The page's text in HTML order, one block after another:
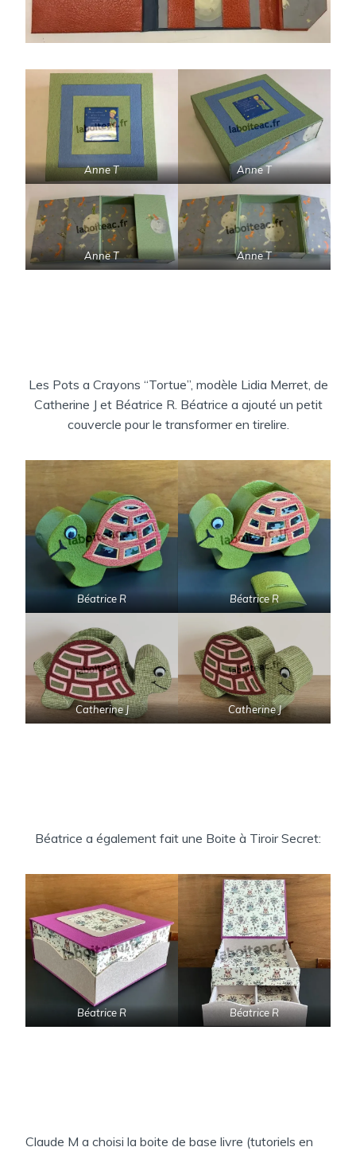
Anne T Anne T
Anne T Anne T
Les Pots a Crayons “Tortue”, modèle Lidia Merret, de
Catherine J et Béatrice R. Béatrice a ajouté un petit
couvercle pour le transformer en tirelire.
Béatrice R Béatrice R
Catherine J Catherine J
Béatrice a également fait une Boite à Tiroir Secret:
Béatrice R Béatrice R
Claude M a choisi la boite de base livre (tutoriels en